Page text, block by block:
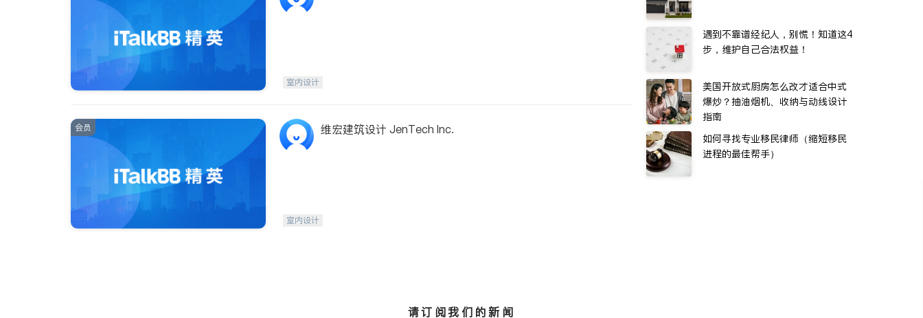
室内设计
会员 维宏建筑设计 JenTech Inc.
室内设计
遇到不靠谱经纪人，别慌！知道这4
步，维护自己合法权益！
美国开放式厨房怎么改才适合中式
爆炒？抽油烟机、收纳与动线设计
指南
如何寻找专业移民律师（缩短移民
进程的最佳帮手）
请订阅我们的新闻